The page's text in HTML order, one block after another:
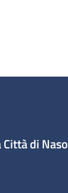
di Naso